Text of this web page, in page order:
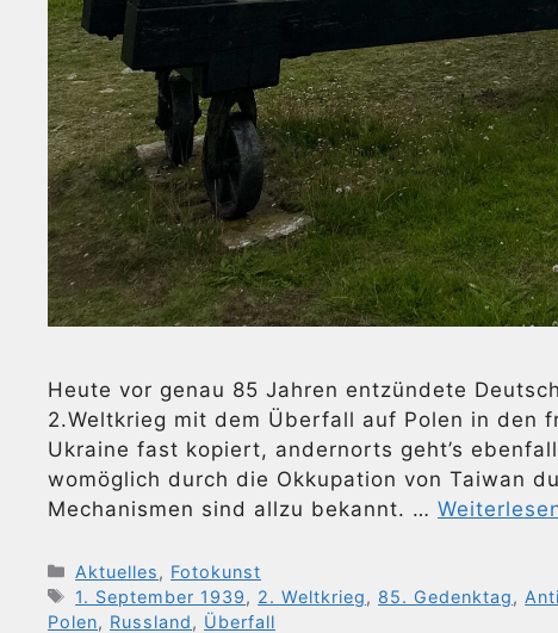
Heute vor genau 85 Jahren entzündete
2.Weltkrieg mit dem Überfall auf Polen in den
Ukraine fast kopiert, andernorts geht’s
womöglich durch die Okkupation von Taiwan
Mechanismen sind allzu bekannt. …
Kategorien
Aktuelles, Fotokunst
Schlagwörter
1. September 1939, 2. Weltkrieg, 85. Gedenktag,
Polen, Russland, Überfall